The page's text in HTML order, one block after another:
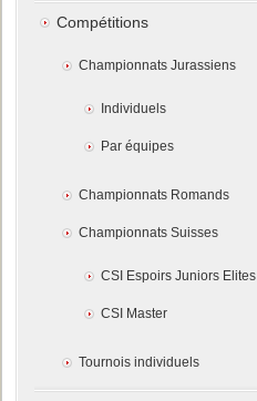
Compétitions
Championnats Jurassiens
Individuels
Par équipes
Championnats Romands
Championnats Suisses
CSI Espoirs Juniors Elites
CSI Master
Tournois individuels